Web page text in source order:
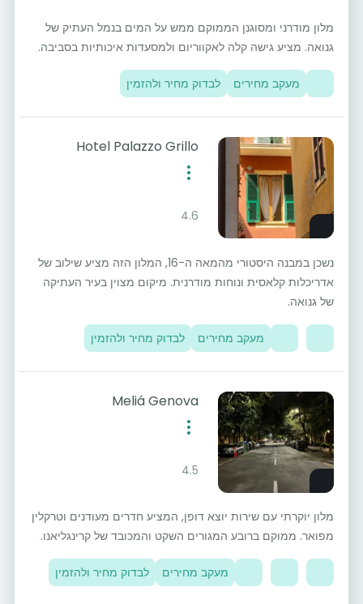
מלון מודרני ומסוגנן הממוקם ממש על המים בנמל העתיק של
גנואה. מציע גישה קלה לאקווריום ולמסעדות איכותיות בסביבה.
מעקב מחירים לבדוק מחיר ולהזמין
Hotel Palazzo Grillo
4.6
נשכן במבנה היסטורי מהמאה ה-16, המלון הזה מציע שילוב של
אדריכלות קלאסית ונוחות מודרנית. מיקום מצוין בעיר העתיקה
של גנואה.
מעקב מחירים לבדוק מחיר ולהזמין
Meliá Genova
4.5
מלון יוקרתי עם שירות יוצא דופן, המציע חדרים מעודנים וטרקלין
מפואר. ממוקם ברובע המגורים השקט והמכובד של קרינגליאנו.
מעקב מחירים לבדוק מחיר ולהזמין